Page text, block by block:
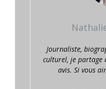
Journaliste,
culturel, je partage
avis. Si vous